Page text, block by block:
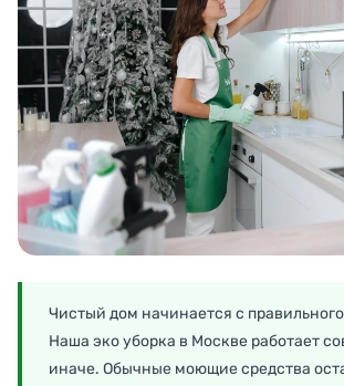
Чистый дом начинается с
Наша эко уборка в Москве работает
иначе. Обычные моющие средства